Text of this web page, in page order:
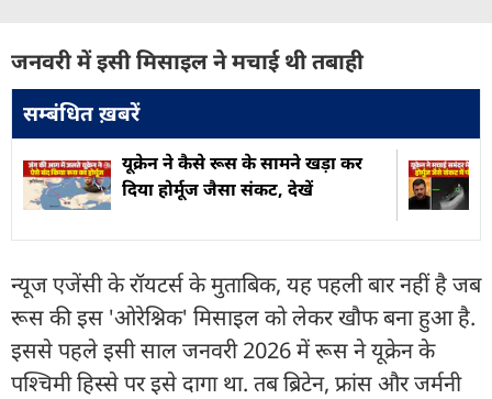
जनवरी में इसी मिसाइल ने मचाई थी तबाही
सम्बंधित ख़बरें
यूक्रेन ने कैसे रूस के सामने खड़ा कर
द‍ि‍या होर्मूज जैसा संकट, देखें
न्यूज एजेंसी के रॉयटर्स के मुताबिक, यह पहली बार नहीं है जब
रूस की इस 'ओरेश्निक' मिसाइल को लेकर खौफ बना हुआ है.
इससे पहले इसी साल जनवरी 2026 में रूस ने यूक्रेन के
पश्चिमी हिस्से पर इसे दागा था. तब ब्रिटेन, फ्रांस और जर्मनी